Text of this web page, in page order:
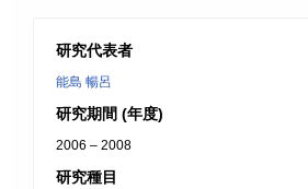
研究代表者
能島 暢呂
研究期間 (年度)
2006 – 2008
研究種目